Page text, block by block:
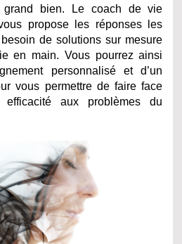
bien. Le coach de vie
propose les réponses les
de solutions sur mesure
en main. Vous pourrez ainsi
personnalisé et d’un
vous permettre de faire face
aux problèmes du